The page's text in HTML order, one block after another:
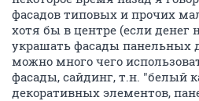
фасадов типовых и прочих
хотя бы в центре (если денег
украшать фасады панельных
можно много чего
фасады, сайдинг, т.н. "белый
декоративных элементов,